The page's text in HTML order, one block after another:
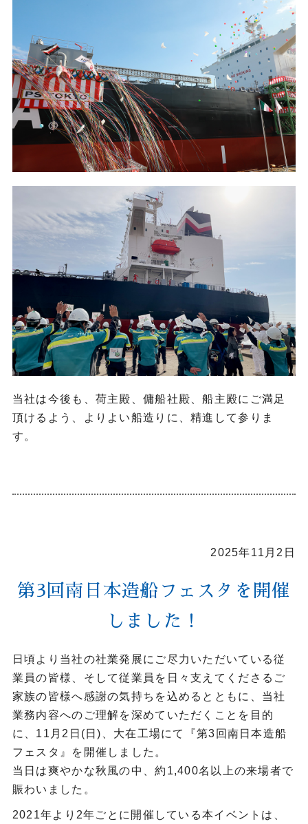
当社は今後も、荷主殿、傭船社殿、船主殿にご満足
頂けるよう、よりよい船造りに、精進して参りま
す。
2025年11月2日
第3回南日本造船フェスタを開催
しました！
日頃より当社の社業発展にご尽力いただいている従
業員の皆様、そして従業員を日々支えてくださるご
家族の皆様へ感謝の気持ちを込めるとともに、当社
業務内容へのご理解を深めていただくことを目的
に、11月2日(日)、大在工場にて『第3回南日本造船
フェスタ』を開催しました。
当日は爽やかな秋風の中、約1,400名以上の来場者で
賑わいました。
2021年より2年ごとに開催している本イベントは、